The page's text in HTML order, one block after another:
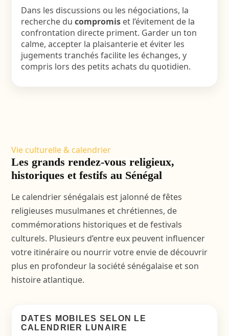
Dans les discussions ou les négociations, la
recherche du compromiset l’évitement de la
confrontation directe priment. Garder un ton
calme, accepter la plaisanterie et éviter les
jugements tranchés facilite les échanges, y
compris lors des petits achats du quotidien.
Vie culturelle & calendrier
Les grands rendez-vous religieux,
historiques et festifs au Sénégal
Le calendrier sénégalais est jalonné de fêtes
religieuses musulmanes et chrétiennes, de
commémorations historiques et de festivals
culturels. Plusieurs d’entre eux peuvent influencer
votre itinéraire ou nourrir votre envie de découvrir
plus en profondeur la société sénégalaise et son
histoire atlantique.
DATES MOBILES SELON LE
CALENDRIER LUNAIRE